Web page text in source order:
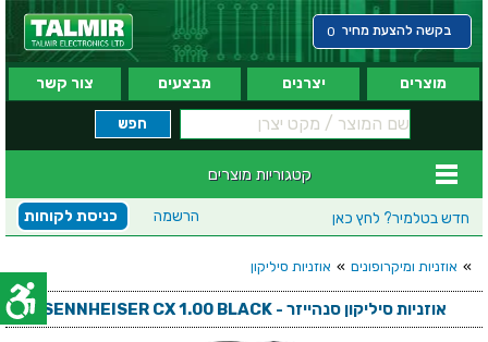
בקשה להצעת מחיר 0
מוצרים יצרנים מבצעים צור קשר
קטגוריות מוצרים
חדש בטלמיר? לחץ כאן כניסת לקוחות הרשמה
» אוזניות ומיקרופונים » אוזניות סיליקון
אוזניות סיליקון סנהייזר - SENNHEISER CX 1.00 BLACK